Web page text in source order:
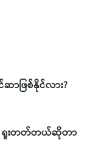
ာဖြစ်နိုင်လား?
ရူးတတ်တယ်ဆိုတာ